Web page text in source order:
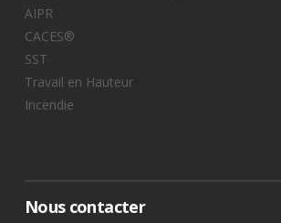
AIPR
CACES®
SST
Travail en Hauteur
Incendie
Nous contacter